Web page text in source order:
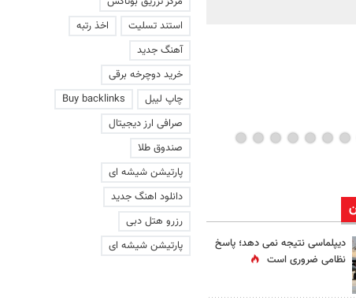
ماند | ویدئو
دیپلماسی نتیجه‌ نمی دهد؛ پاسخ
نظامی ضروری است
استند تسلیت
اخذ رتبه
آهنگ جدید
خرید دوچرخه برقی
چاپ لیبل
Buy backlinks
صرافی ارز دیجیتال
صندوق طلا
پارتیشن شیشه ای
دانلود اهنگ جدید
رزرو هتل دبی
پارتیشن شیشه ای